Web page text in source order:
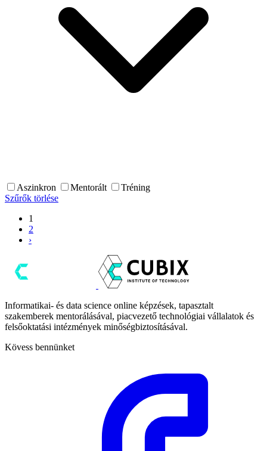
Aszinkron Mentorált
Tréning
Szűrők törlése
1
2
›
Informatikai- és data science online képzések, tapasztalt
szakemberek mentorálásával, piacvezető technológiai vállalatok és
felsőoktatási intézmények minőségbiztosításával.
Kövess bennünket